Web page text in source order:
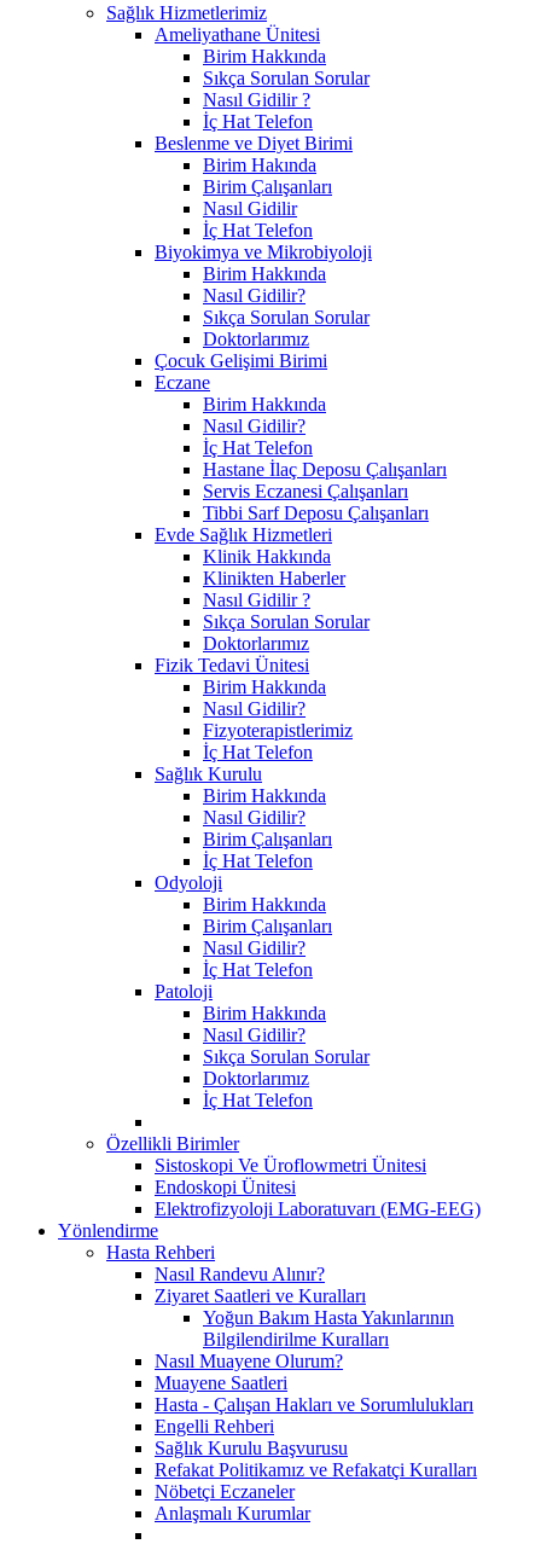
Sağlık Hizmetlerimiz
Ameliyathane Ünitesi
Birim Hakkında
Sıkça Sorulan Sorular
Nasıl Gidilir ?
İç Hat Telefon
Beslenme ve Diyet Birimi
Birim Hakında
Birim Çalışanları
Nasıl Gidilir
İç Hat Telefon
Biyokimya ve Mikrobiyoloji
Birim Hakkında
Nasıl Gidilir?
Sıkça Sorulan Sorular
Doktorlarımız
Çocuk Gelişimi Birimi
Eczane
Birim Hakkında
Nasıl Gidilir?
İç Hat Telefon
Hastane İlaç Deposu Çalışanları
Servis Eczanesi Çalışanları
Tibbi Sarf Deposu Çalışanları
Evde Sağlık Hizmetleri
Klinik Hakkında
Klinikten Haberler
Nasıl Gidilir ?
Sıkça Sorulan Sorular
Doktorlarımız
Fizik Tedavi Ünitesi
Birim Hakkında
Nasıl Gidilir?
Fizyoterapistlerimiz
İç Hat Telefon
Sağlık Kurulu
Birim Hakkında
Nasıl Gidilir?
Birim Çalışanları
İç Hat Telefon
Odyoloji
Birim Hakkında
Birim Çalışanları
Nasıl Gidilir?
İç Hat Telefon
Patoloji
Birim Hakkında
Nasıl Gidilir?
Sıkça Sorulan Sorular
Doktorlarımız
İç Hat Telefon
Özellikli Birimler
Sistoskopi Ve Üroflowmetri Ünitesi
Endoskopi Ünitesi
Elektrofizyoloji Laboratuvarı (EMG-EEG)
Yönlendirme
Hasta Rehberi
Nasıl Randevu Alınır?
Ziyaret Saatleri ve Kuralları
Yoğun Bakım Hasta Yakınlarının
Bilgilendirilme Kuralları
Nasıl Muayene Olurum?
Muayene Saatleri
Hasta - Çalışan Hakları ve Sorumlulukları
Engelli Rehberi
Sağlık Kurulu Başvurusu
Refakat Politikamız ve Refakatçi Kuralları
Nöbetçi Eczaneler
Anlaşmalı Kurumlar